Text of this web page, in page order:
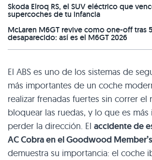
Skoda Elroq RS, el SUV eléctrico que
supercoches de tu infancia
McLaren M6GT revive como one-off tras
desaparecido: así es el M6GT 2026
El ABS es uno de los sistemas de
más importantes de un coche
realizar frenadas fuertes sin correr el
bloquear las ruedas, y lo que es
perder la dirección. El accidente de
AC Cobra en el Goodwood
demuestra su importancia: el coche